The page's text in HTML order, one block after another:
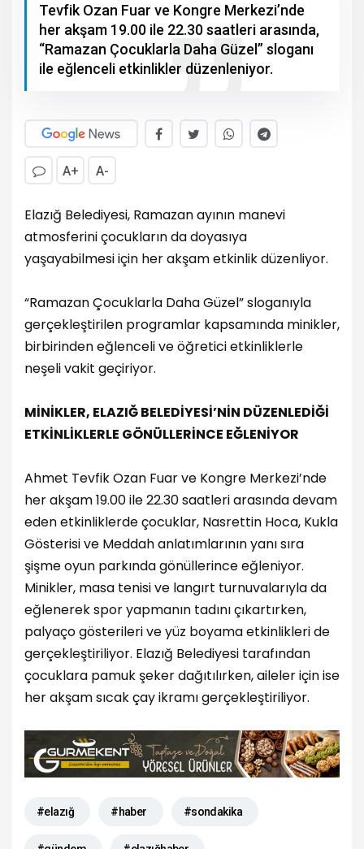
Tevfik Ozan Fuar ve Kongre Merkezi’nde
her akşam 19.00 ile 22.30 saatleri arasında,
“Ramazan Çocuklarla Daha Güzel” sloganı
ile eğlenceli etkinlikler düzenleniyor.
A+ A-
Elazığ Belediyesi, Ramazan ayının manevi
atmosferini çocukların da doyasıya
yaşayabilmesi için her akşam etkinlik düzenliyor.
“Ramazan Çocuklarla Daha Güzel” sloganıyla
gerçekleştirilen programlar kapsamında minikler,
birbirinden eğlenceli ve öğretici etkinliklerle
neşeli vakit geçiriyor.
MİNİKLER, ELAZIĞ BELEDİYESİ’NİN DÜZENLEDİĞİ
ETKİNLİKLERLE GÖNÜLLERİNCE EĞLENİYOR
Ahmet Tevfik Ozan Fuar ve Kongre Merkezi’nde
her akşam 19.00 ile 22.30 saatleri arasında devam
eden etkinliklerde çocuklar, Nasrettin Hoca, Kukla
Gösterisi ve Meddah anlatımlarının yanı sıra
şişme oyun parkında gönüllerince eğleniyor.
Minikler, masa tenisi ve langırt turnuvalarıyla da
eğlenerek spor yapmanın tadını çıkartırken,
palyaço gösterileri ve yüz boyama etkinlikleri de
gerçekleştiriliyor. Elazığ Belediyesi tarafından
çocuklara pamuk şeker dağıtılırken, aileler için ise
her akşam sıcak çay ikramı gerçekleştiriliyor.
#elazığ #haber #sondakika